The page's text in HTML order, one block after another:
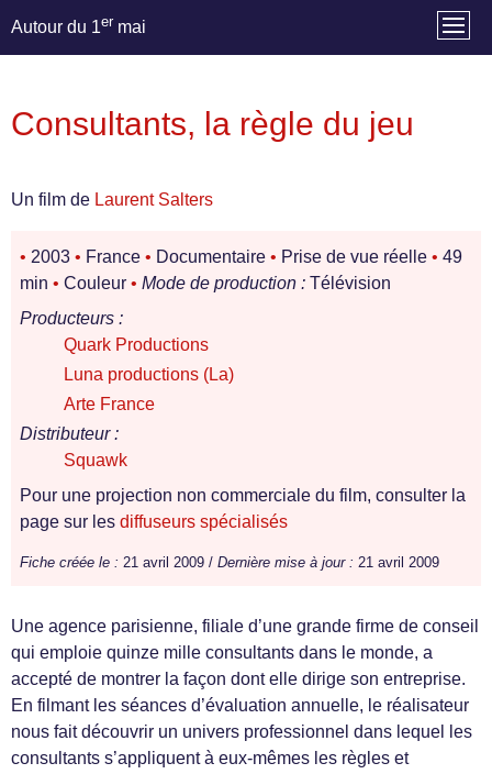
Autour du 1er mai
Consultants, la règle du jeu
Un film de Laurent Salters
• 2003 • France • Documentaire • Prise de vue réelle • 49
min • Couleur • Mode de production : Télévision
Producteurs :
Quark Productions
Luna productions (La)
Arte France
Distributeur :
Squawk
Pour une projection non commerciale du film, consulter la
page sur les diffuseurs spécialisés
Fiche créée le : 21 avril 2009 / Dernière mise à jour : 21 avril 2009
Une agence parisienne, filiale d’une grande firme de conseil
qui emploie quinze mille consultants dans le monde, a
accepté de montrer la façon dont elle dirige son entreprise.
En filmant les séances d’évaluation annuelle, le réalisateur
nous fait découvrir un univers professionnel dans lequel les
consultants s’appliquent à eux-mêmes les règles et